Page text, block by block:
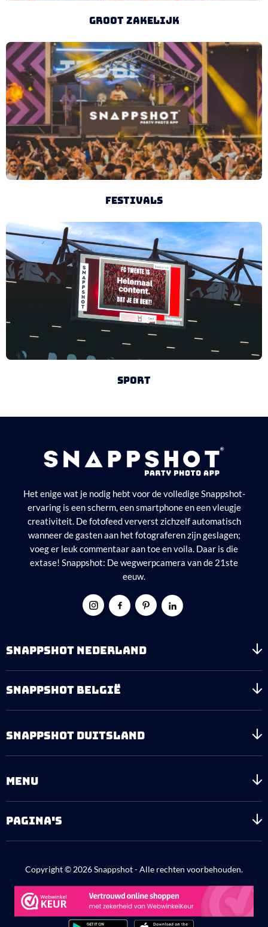
Groot zakelijk
Festivals
Sport
Het enige wat je nodig hebt voor de volledige Snappshot-
ervaring is een scherm, een smartphone en een vleugje
creativiteit. De fotofeed ververst zichzelf automatisch
wanneer de gasten aan het fotograferen zijn geslagen;
voeg er leuk commentaar aan toe en voila. Daar is die
extase! Snappshot: De wegwerpcamera van de 21ste
eeuw.
SNAPPSHOT NEDERLAND
SNAPPSHOT BELGIË
SNAPPSHOT DUITSLAND
MENU
PAGINA'S
Copyright © 2026 Snappshot - Alle rechten voorbehouden.